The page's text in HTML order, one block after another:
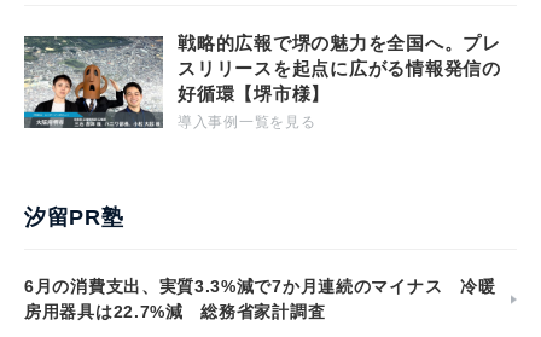
戦略的広報で堺の魅力を全国へ。プレ
スリリースを起点に広がる情報発信の
好循環【堺市様】
導入事例一覧を見る
汐留PR塾
6月の消費支出、実質3.3%減で7か月連続のマイナス 冷暖
房用器具は22.7%減 総務省家計調査